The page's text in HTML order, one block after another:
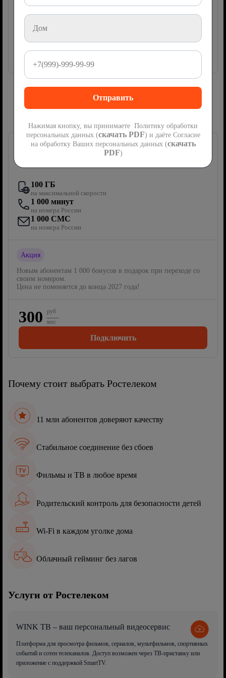
Акция 2 месяца425мес
Далее850
Подключить
Сим-карта Ростелеком с мобильной
Первый мобильный
100 ГБ
на максимальной скорости
1 000 минут
на номера России
1 000 СМС
на номера России
Акция
Новым абонентам 1 000 бонусов в подарок при переходе со
своим номером.
Цена не поменяется до конца 2027 года!
300
руб
мес
Подключить
Почему стоит выбрать Ростелеком
11 млн абонентов доверяют качеству
Стабильное соединение без сбоев
Фильмы и ТВ в любое время
Родительский контроль для безопасности детей
Wi-Fi в каждом уголке дома
Облачный гейминг без лагов
Услуги от Ростелеком
WINK ТВ – ваш персональный видеосервис
Платформа для просмотра фильмов, сериалов, мультфильмов, спортивных
событий и сотен телеканалов. Доступ возможен через ТВ-приставку или
приложение с поддержкой SmartTV.
Нажимая кнопку, вы принимаете Политику обработки
персональных данных (скачать PDF) и даёте Согласие
на обработку Ваших персональных данных (скачать
PDF)